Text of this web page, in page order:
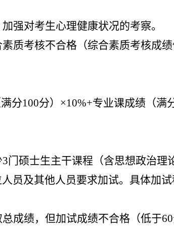
强对考生心理健康状况的考察。
质考核不合格（综合素质考核成
分100分）×10%+专业课成绩（满
3门硕士生主干课程（含思想政治理
员及其他人员要求加试。具体加
成绩，但加试成绩不合格（低于60